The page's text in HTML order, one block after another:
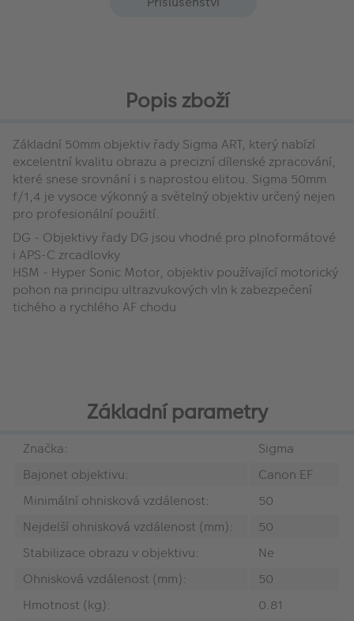
Popis zboží
Základní 50mm objektiv řady Sigma ART, který nabízí
excelentní kvalitu obrazu a precizní dílenské zpracování,
které snese srovnání i s naprostou elitou. Sigma 50mm
f/1,4 je vysoce výkonný a světelný objektiv určený nejen
pro profesionální použití.
DG - Objektivy řady DG jsou vhodné pro plnoformátové
i APS-C zrcadlovky
HSM - Hyper Sonic Motor, objektiv používající motorický
pohon na principu ultrazvukových vln k zabezpečení
tichého a rychlého AF chodu
Základní parametry
Značka:
Sigma
Bajonet objektivu:
Canon EF
Minimální ohnisková vzdálenost:
50
Nejdelší ohnisková vzdálenost (mm):
50
Stabilizace obrazu v objektivu:
Ne
Ohnisková vzdálenost (mm):
50
Hmotnost (kg):
0.81